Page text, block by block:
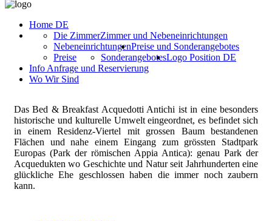
Home DE
Zimmer und Nebeneinrichtungen
Die Zimmer
NebeneinrichtungenPreise und Sonderangebotes
Preise
SonderangebotesLogo Position DE
Info Anfrage und Reservierung
Wo Wir Sind
Das Bed & Breakfast Acquedotti Antichi ist in eine besonders
historische und kulturelle Umwelt eingeordnet, es befindet sich
in einem Residenz-Viertel mit grossen Baum bestandenen
Flächen und nahe einem Eingang zum grössten Stadtpark
Europas (Park der römischen Appia Antica): genau Park der
Acquedukten wo Geschichte und Natur seit Jahrhunderten eine
glückliche Ehe geschlossen haben die immer noch zaubern
kann.